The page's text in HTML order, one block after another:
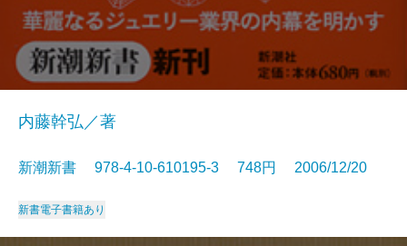
内藤幹弘／著
新潮新書 978-4-10-610195-3 748円 2006/12/20
新書電子書籍あり